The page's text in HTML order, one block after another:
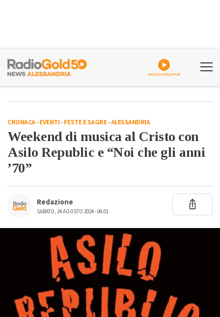
ASCOLTA GOLDPLAY
CRONACA-EVENTI-FESTE E SAGRE-ALESSANDRIA
Weekend di musica al Cristo con
Asilo Republic e “Noi che gli anni
’70”
Redazione
SABATO, 24 AGOSTO 2024 - 06:01